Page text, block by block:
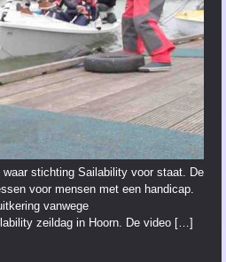
stichting Sailability voor staat. De
voor mensen met een handicap.
vanwege
zeildag in Hoorn. De video […]